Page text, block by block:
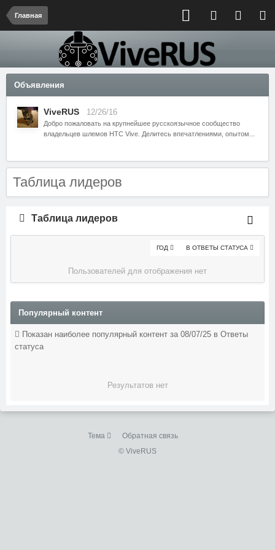
Главная
Объявления
ViveRUS 12/26/16
Добро пожаловать на крупнейшее русскоязычное сообщество
владельцев шлемов HTC Vive. Делитесь впечатлениями, опытом...
Таблица лидеров
Таблица лидеров
В ОТВЕТЫ СТАТУСА
ГОД
Пользователей для отображения нет
Популярный контент
Показан наиболее популярный контент за 08/07/25 в Ответы
статуса
Результатов нет
Тема
Обратная связь
© ViveRUS